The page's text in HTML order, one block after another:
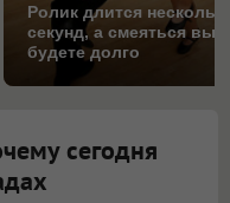
Ролик длится
секунд, а смеяться вы
будете долго
сегодня